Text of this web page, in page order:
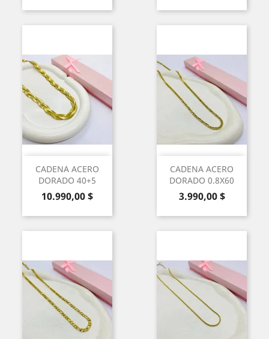
CADENA ACERO
DORADO 40+5
Precio
10.990,00 $
CADENA ACERO
DORADO 0.8X60
Precio
3.990,00 $